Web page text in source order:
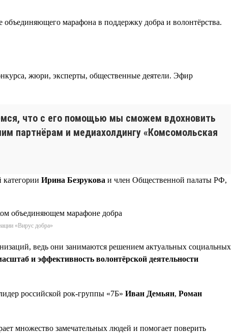
марафона в поддержку добра и волонтёрства.
жюри, эксперты, общественные деятели. Эфир
что с его помощью мы сможем вдохновить
партнёрам и медиахолдингу «Комсомольская
Ирина Безрукова и член Общественной палаты РФ,
«Вирус добра»
ведь они занимаются решением актуальных социальных
и эффективность волонтёрской деятельности
российской рок-группы «7Б» Иван Демьян, Роман
множество замечательных людей и помогает поверить